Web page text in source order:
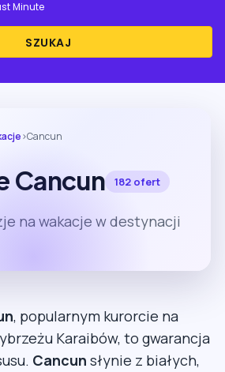
SZUKAJ
Minute
›Cancun
Cancun 182 ofert
na wakacje w destynacji
, popularnym kurorcie na
Karaibów, to gwarancja
Cancun słynie z białych,